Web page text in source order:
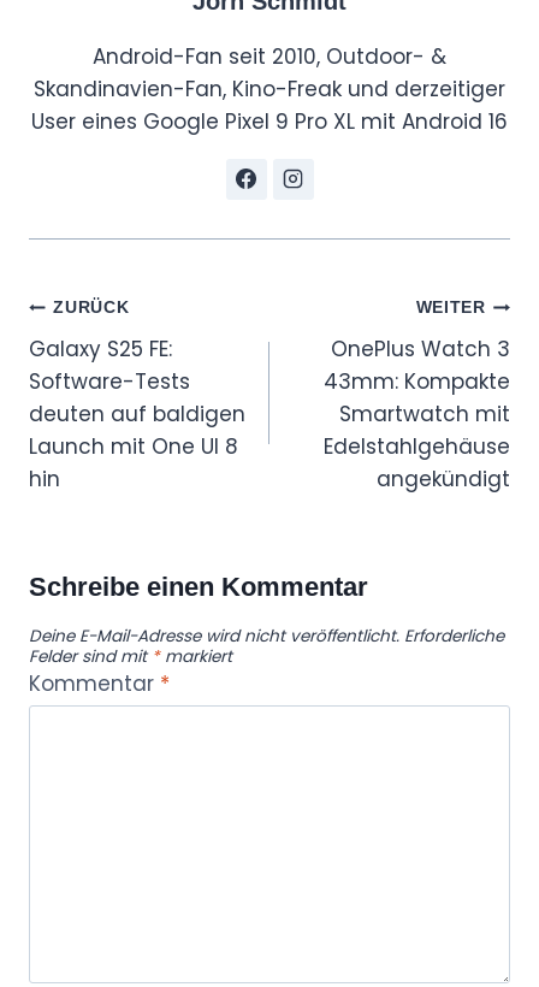
Android-Fan seit 2010, Outdoor- &
Skandinavien-Fan, Kino-Freak und derzeitiger
User eines Google Pixel 9 Pro XL mit Android 16
Beitragsnavigation
ZURÜCK
Galaxy S25 FE:
Software-Tests
deuten auf baldigen
Launch mit One UI 8
hin
WEITER
OnePlus Watch 3
43mm: Kompakte
Smartwatch mit
Edelstahlgehäuse
angekündigt
Schreibe einen Kommentar
Deine E-Mail-Adresse wird nicht veröffentlicht. Erforderliche
Felder sind mit *markiert
Kommentar *